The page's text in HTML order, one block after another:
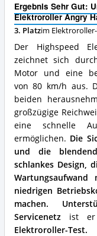
Ergebnis Sehr Gut:
Elektroroller Angry
3. Platzim
Der Highspeed
zeichnet sich
Motor und eine
von 80 km/h aus.
beiden
großzügige
eine schnelle
ermöglichen. Die
und die
schlankes Design,
niedrigen
machen.
Servicenetzist
Elektroroller-Test.
Vorteile:
Was
spricht
für
diesen
Elektroroller?